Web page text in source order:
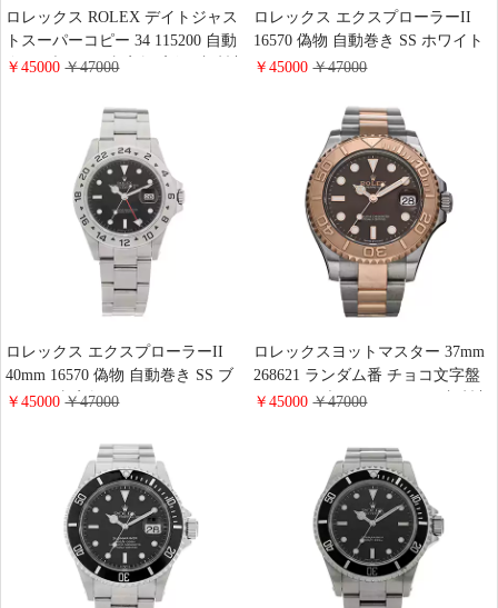
ロレックス ROLEX デイトジャス
トスーパーコピー 34 115200 自動
巻き ブラック 文字盤 高级 腕時計
￥45000￥47000
ロレックス エクスプローラーII
16570 偽物 自動巻き SS ホワイト
シングルバックル パティーナ オ
￥45000￥47000
ロレックス エクスプローラーII
40mm 16570 偽物 自動巻き SS ブ
ラック 文字盤 シングルバックル
ROLEX メンズ 腕時計 高级
￥45000￥47000
ロレックスヨットマスター 37mm
268621 ランダム番 チョコ文字盤
Aランク ブランド ROLEX 腕時計
￥45000￥47000